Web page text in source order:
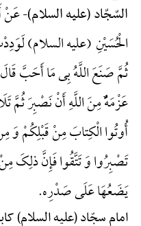
السّجّاد (علیه السلام)-عَنْ
الْحُسَیْنِ (علیه السلام)
ثُمَّ صَنَعَ اللَّهُ بِی مَا أَحَبَّ
عَزْمَهًٌْ مِنَ اللَّهِ أَنْ نَصْبِرَ ثُمَّ
أُوتُوا الْکِتابَ مِنْ قَبْلِکُمْ وَ
تَصْبِرُوا وَ تَتَّقُوا فَإِنَّ ذلِکَ
یَضَعُهَا عَلَی صَدْرِه.
امام سجّاد (علیه السلام)